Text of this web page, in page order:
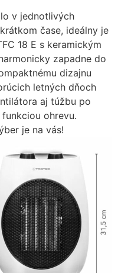
v jednotlivých
čase, ideálny je
18 E s keramickým
zapadne do
dizajnu
letných dňoch
aj túžbu po
ohrevu.
je na vás!
fungovala
čo
najlepšie.
Ak tieto
súbory
cookie
odmietnete,
niektoré
funkcie z
webovej
stránky